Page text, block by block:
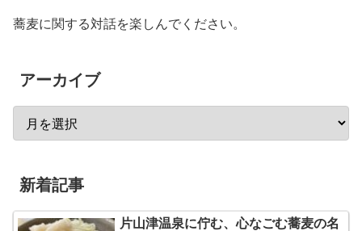
蕎麦に関する対話を楽しんでください。
アーカイブ
新着記事
片山津温泉に佇む、心なごむ蕎麦の名